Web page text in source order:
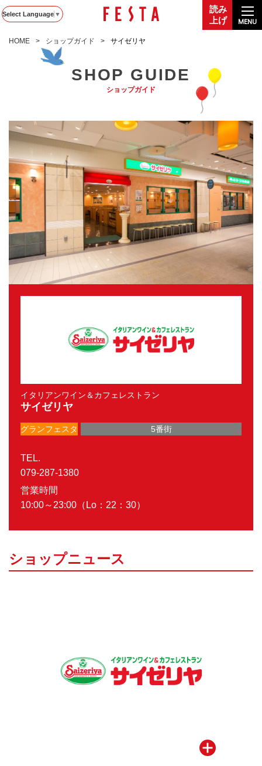
読み
上げ
Select Language ▼
MENU
HOME ショップガイド サイゼリヤ
SHOP GUIDE
ショップガイド
イタリアンワイン＆カフェレストラン
サイゼリヤ
グランフェスタ 5番街
TEL.
079-287-1380
営業時間
10:00～23:00（Lo：22：30）
ショップニュース